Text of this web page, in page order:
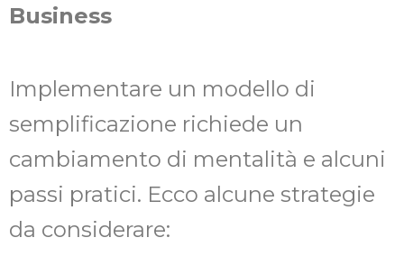
Business
Implementare un modello di
semplificazione richiede un
cambiamento di mentalità e alcuni
passi pratici. Ecco alcune strategie
da considerare: